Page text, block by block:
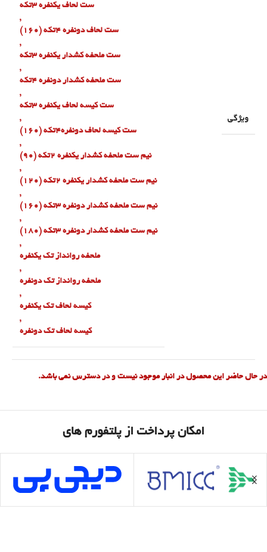
ویژگی
ست لحاف یکنفره ۳تکه
,
ست لحاف دونفره ۴تکه (160)
,
ست ملحفه کشدار یکنفره ۳تکه
,
ست ملحفه کشدار دونفره ۴تکه
,
ست کیسه لحاف یکنفره ۳تکه
,
ست کیسه لحاف دونفره۴تکه (160)
,
نیم ست ملحفه کشدار یکنفره ۲تکه (90)
,
نیم ست ملحفه کشدار یکنفره ۲تکه (120)
,
نیم ست ملحفه کشدار دونفره ۳تکه (160)
,
نیم ست ملحفه کشدار دونفره ۳تکه (180)
,
ملحفه روانداز تک یکنفره
,
ملحفه روانداز تک دونفره
,
کیسه لحاف تک یکنفره
,
کیسه لحاف تک دونفره
در حال حاضر این محصول در انبار موجود نیست و در دسترس نمی باشد.
امکان پرداخت از پلتفورم های